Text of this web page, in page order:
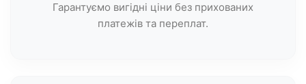
Гарантуємо вигідні ціни без прихованих
платежів та переплат.